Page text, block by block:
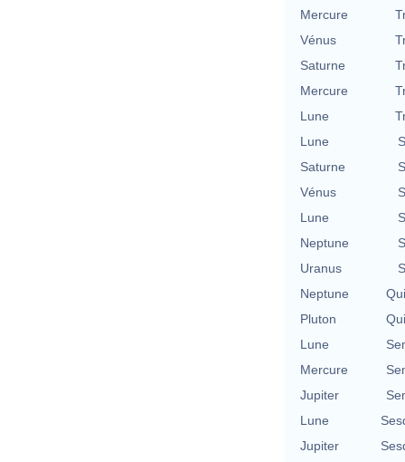
Mercure
Vénus
Saturne
Mercure
Lune
Lune
Saturne
Vénus
Lune
Neptune
Uranus
Neptune
Pluton
Lune
Mercure
Jupiter
Lune
Jupiter